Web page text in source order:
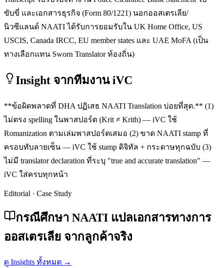
ขับขี่ และเอกสารธุรกิจ (Form 80/1221) นอกออสเตรเลีย/
นิวซีแลนด์ NAATI ได้รับการยอมรับใน UK Home Office, US
USCIS, Canada IRCC, EU member states และ UAE MoFA (เป็น
ทางเลือกแทน Sworn Translator ท้องถิ่น)
Insight จากทีมงาน iVC
**ข้อผิดพลาดที่ DHA ปฏิเสธ NAATI Translation บ่อยที่สุด.** (1)
ไม่ตรง spelling ในพาสปอร์ต (Krit ≠ Krith) — iVC ใช้
Romanization ตามเล่มพาสปอร์ตเสมอ (2) ขาด NAATI stamp ที่
ครอบทับลายเซ็น — iVC ใช้ stamp ดิจิทัล + กระดาษทุกฉบับ (3)
ไม่มี translator declaration ที่ระบุ "true and accurate translation" —
iVC ใส่ครบทุกหน้า
Editorial · Case Study
กรณีศึกษา NAATI แปลเอกสารทางการ
ออสเตรเลีย จากลูกค้าจริง
ดู Insights ทั้งหมด →